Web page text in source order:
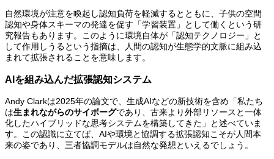
自然環境が注意を喚起し認知負荷を軽減するとともに、子供の空間
認知や身体スキーマの発達を促す「学習装置」として働くという研
究報告もあります。このように環境自体が「認知テクノロジー」と
して作用しうるという指摘は、人間の認知が生態学的文脈に組み込
まれて拡張されることを意味します。
AIを組み込んだ拡張認知システム
Andy Clarkは2025年の論文で、生成AIなどの新技術を含め「私たち
は生まれながらのサイボーグであり、古来より外部リソースと一体
化したハイブリッドな思考システムを構築してきた」と述べていま
す。この認識に立てば、AIや環境と協調する拡張認知こそが人間本
来の姿であり、三者協調モデルは自然な発想といえるでしょう。